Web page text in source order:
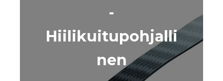
-
Hiilikuitupohjalli
nen